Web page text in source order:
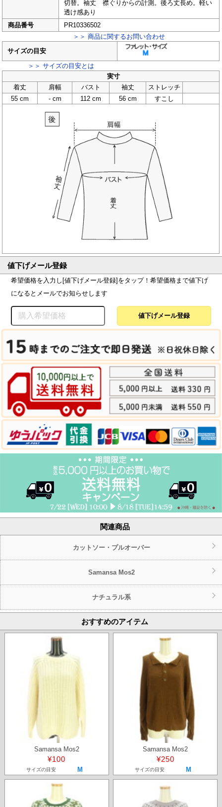
切替。袖丈 襟ぐりからの計測。後ろ丈長め。軽い
透け感あり
商品番号
PR10336502
＞＞ 商品に関するお問い合わせ
サイズの目安
＞＞ サイズの目安とは
実寸
着丈
肩幅 バスト 袖丈
ストレッチ
55 cm
- cm 112 cm 56 cm すこし
値下げメール登録
希望価格を入力し[値下げメール登録]をタップ！希望価格まで値下げ
になるとメールでお知らせします
関連商品
カットソー・プルオーバー
Samansa Mos2
ナチュラル系
おすすめのアイテム
Samansa Mos2
¥100
サイズの目安 M
Samansa Mos2
¥250
サイズの目安 M